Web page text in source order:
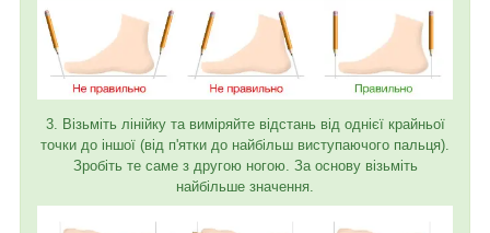
3. Візьміть лінійку та виміряйте відстань від однієї крайньої
точки до іншої (від п'ятки до найбільш виступаючого пальця).
Зробіть те саме з другою ногою. За основу візьміть
найбільше значення.